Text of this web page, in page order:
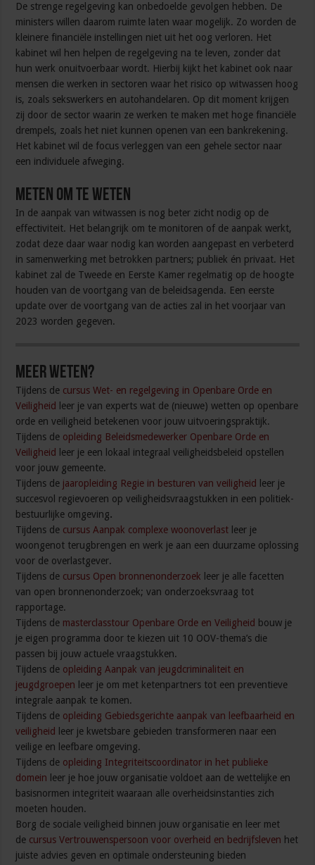
De strenge regelgeving kan onbedoelde gevolgen hebben. De
ministers willen daarom ruimte laten waar mogelijk. Zo worden de
kleinere financiële instellingen niet uit het oog verloren. Het
kabinet wil hen helpen de regelgeving na te leven, zonder dat
hun werk onuitvoerbaar wordt. Hierbij kijkt het kabinet ook naar
mensen die werken in sectoren waar het risico op witwassen hoog
is, zoals sekswerkers en autohandelaren. Op dit moment krijgen
zij door de sector waarin ze werken te maken met hoge financiële
drempels, zoals het niet kunnen openen van een bankrekening.
Het kabinet wil de focus verleggen van een gehele sector naar
een individuele afweging.
Meten om te weten
In de aanpak van witwassen is nog beter zicht nodig op de
effectiviteit. Het belangrijk om te monitoren of de aanpak werkt,
zodat deze daar waar nodig kan worden aangepast en verbeterd
in samenwerking met betrokken partners; publiek én privaat. Het
kabinet zal de Tweede en Eerste Kamer regelmatig op de hoogte
houden van de voortgang van de beleidsagenda. Een eerste
update over de voortgang van de acties zal in het voorjaar van
2023 worden gegeven.
Meer weten?
Tijdens de cursus Wet- en regelgeving in Openbare Orde en
Veiligheid
leer je van experts wat de (nieuwe) wetten op openbare
orde en veiligheid betekenen voor jouw uitvoeringspraktijk.
Tijdens de opleiding Beleidsmedewerker Openbare Orde en
Veiligheid
leer je een lokaal integraal veiligheidsbeleid opstellen
voor jouw gemeente.
Tijdens de jaaropleiding Regie in besturen van veiligheid
leer je
succesvol regievoeren op veiligheidsvraagstukken in een politiek-
bestuurlijke omgeving.
Tijdens de cursus Aanpak complexe woonoverlast leer je
woongenot terugbrengen en werk je aan een duurzame oplossing
voor de overlastgever.
Tijdens de cursus Open bronnenonderzoek leer je alle facetten
van open bronnenonderzoek; van onderzoeksvraag tot
rapportage.
Tijdens de masterclasstour Openbare Orde en Veiligheid bouw je
je eigen programma door te kiezen uit 10 OOV-thema’s die
passen bij jouw actuele vraagstukken.
Tijdens de opleiding Aanpak van jeugdcriminaliteit en
jeugdgroepen leer je om met ketenpartners tot een preventieve
integrale aanpak te komen.
Tijdens de opleiding Gebiedsgerichte aanpak van leefbaarheid en
veiligheid
leer je kwetsbare gebieden transformeren naar een
veilige en leefbare omgeving.
Tijdens de opleiding Integriteitscoordinator in het publieke
domein leer je hoe jouw organisatie voldoet aan de wettelijke en
basisnormen integriteit waaraan alle overheidsinstanties zich
moeten houden.
Borg de sociale veiligheid binnen jouw organisatie en leer met
de cursus Vertrouwenspersoon voor overheid en bedrijfsleven het
juiste advies geven en optimale ondersteuning bieden